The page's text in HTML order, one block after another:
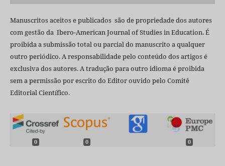
Manuscritos aceitos e publicados são de propriedade dos autores
com gestão da Ibero-American Journal of Studies in Education. É
proibida a submissão total ou parcial do manuscrito a qualquer
outro periódico. A responsabilidade pelo conteúdo dos artigos é
exclusiva dos autores. A tradução para outro idioma é proibida
sem a permissão por escrito do Editor ouvido pelo Comitê
Editorial Científico.
0 0 0